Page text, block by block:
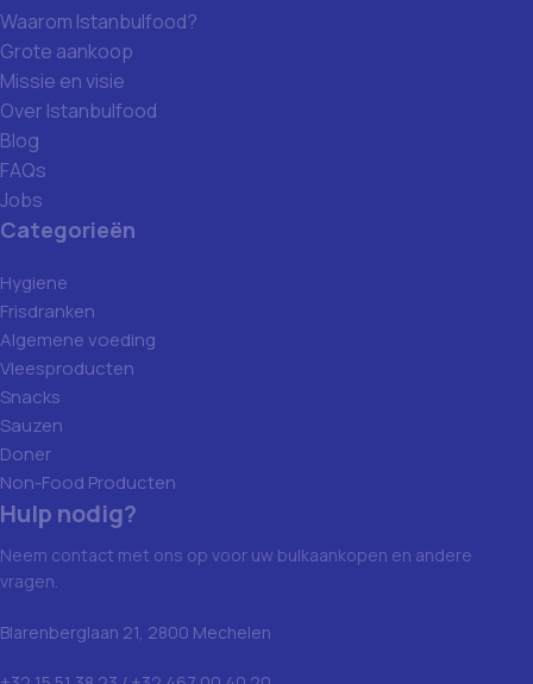
Waarom Istanbulfood?
Grote aankoop
Missie en visie
Over Istanbulfood
Blog
FAQs
Jobs
Categorieën
Hygiene
Frisdranken
Algemene voeding
Vleesproducten
Snacks
Sauzen
Doner
Non-Food Producten
Hulp nodig?
Neem contact met ons op voor uw bulkaankopen en andere
vragen.
Blarenberglaan 21, 2800 Mechelen